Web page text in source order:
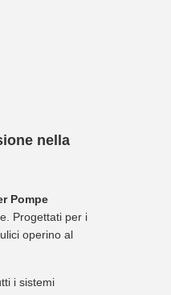
nella
Pompe
Progettati per i
operino al
i sistemi